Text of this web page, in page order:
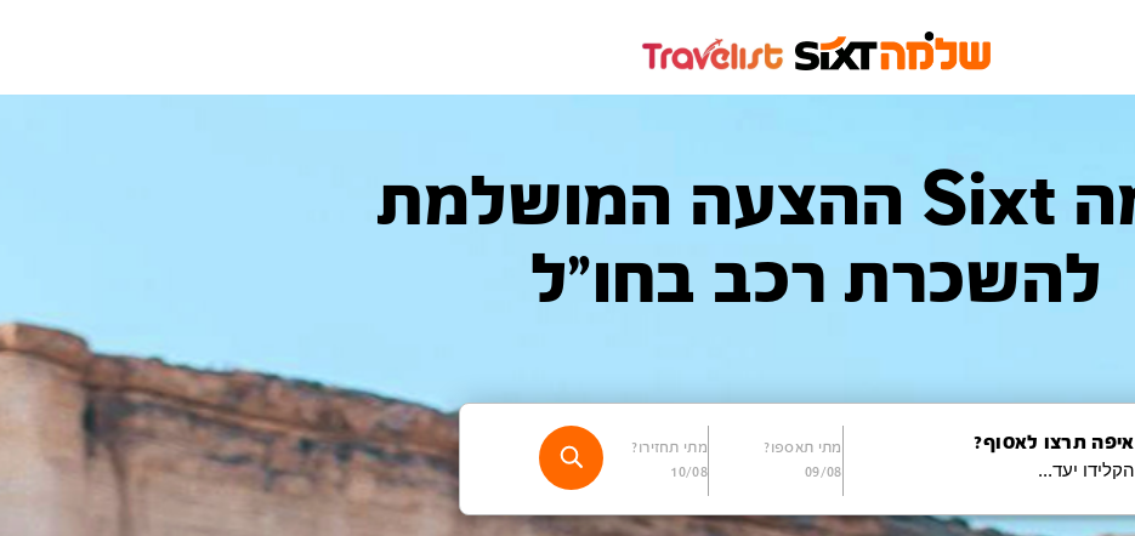
שלמה Sixt ההצעה המושלמת
להשכרת רכב בחו"ל
איפה תרצו לאסוף?
מתי תאספו?
09/08
מתי תחזירו?
10/08